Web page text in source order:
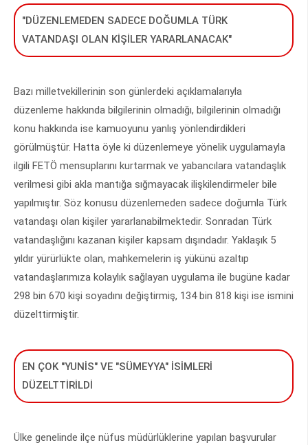
"DÜZENLEMEDEN SADECE DOĞUMLA TÜRK
VATANDAŞI OLAN KİŞİLER YARARLANACAK"
Bazı milletvekillerinin son günlerdeki açıklamalarıyla
düzenleme hakkında bilgilerinin olmadığı, bilgilerinin olmadığı
konu hakkında ise kamuoyunu yanlış yönlendirdikleri
görülmüştür. Hatta öyle ki düzenlemeye yönelik uygulamayla
ilgili FETÖ mensuplarını kurtarmak ve yabancılara vatandaşlık
verilmesi gibi akla mantığa sığmayacak ilişkilendirmeler bile
yapılmıştır. Söz konusu düzenlemeden sadece doğumla Türk
vatandaşı olan kişiler yararlanabilmektedir. Sonradan Türk
vatandaşlığını kazanan kişiler kapsam dışındadır. Yaklaşık 5
yıldır yürürlükte olan, mahkemelerin iş yükünü azaltıp
vatandaşlarımıza kolaylık sağlayan uygulama ile bugüne kadar
298 bin 670 kişi soyadını değiştirmiş, 134 bin 818 kişi ise ismini
düzelttirmiştir.
EN ÇOK "YUNİS" VE "SÜMEYYA" İSİMLERİ
DÜZELTTİRİLDİ
Ülke genelinde ilçe nüfus müdürlüklerine yapılan başvurular